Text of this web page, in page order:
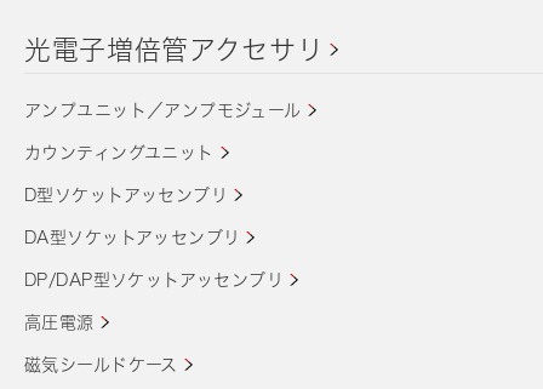
光電子増倍管アクセサリ
アンプユニット／アンプモジュール
カウンティングユニット
D型ソケットアッセンブリ
DA型ソケットアッセンブリ
DP/DAP型ソケットアッセンブリ
高圧電源
磁気シールドケース